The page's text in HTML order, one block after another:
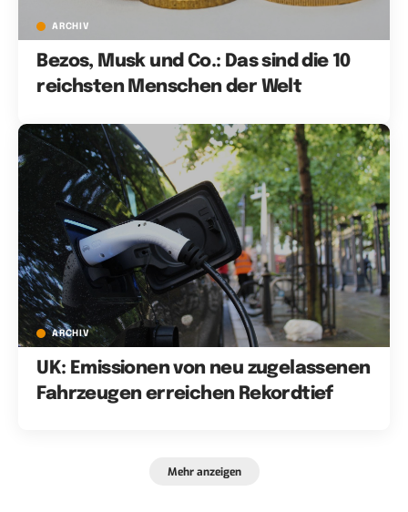
ARCHIV
Bezos, Musk und Co.: Das sind die 10
reichsten Menschen der Welt
ARCHIV
UK: Emissionen von neu zugelassenen
Fahrzeugen erreichen Rekordtief
Mehr anzeigen